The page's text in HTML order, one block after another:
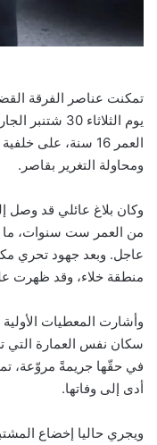
تمكنت عناصر الفرقة
يوم الثلاثاء
العمر 16 سنة،
ومحاولة التغرير بقاصر.
وكان بلاغ عائلي قد وصل
من العمر ست سنوات،
عاجل. وبعد جهود تحري
منطقة خلاء، وقد ظهرت
وأشارت المعطيات
سكان نفس العمارة التي
في حقّها جريمةً مروّعة،
أدى إلى وفاتها.
ويجري حاليا إخضاع